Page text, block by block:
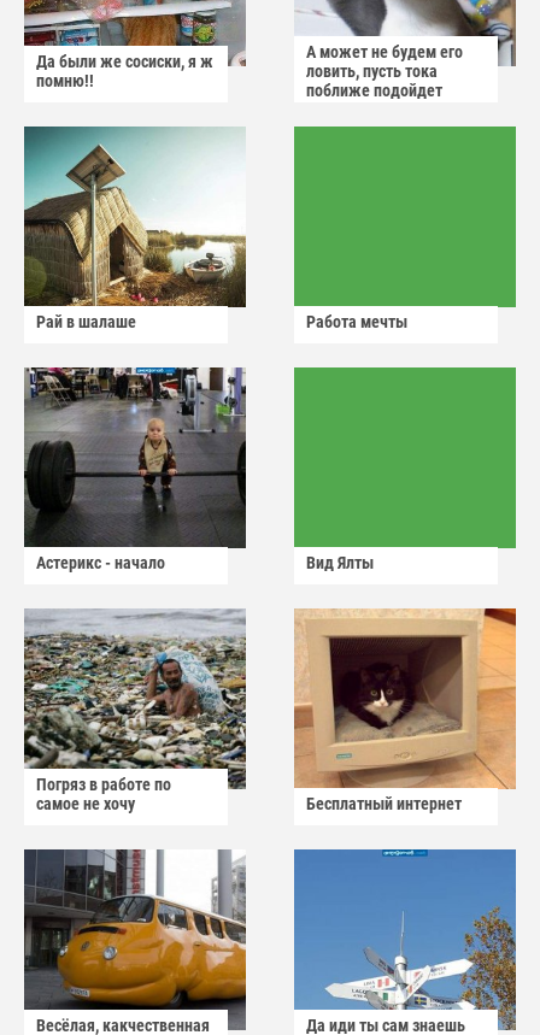
Да были же сосиски, я ж
помню!!
А может не будем его
ловить, пусть тока
поближе подойдет
Рай в шалаше Работа мечты
Астерикс - начало Вид Ялты
Погряз в работе по
самое не хочу
Бесплатный интернет
Весёлая, какчественная
Да иди ты сам знаешь